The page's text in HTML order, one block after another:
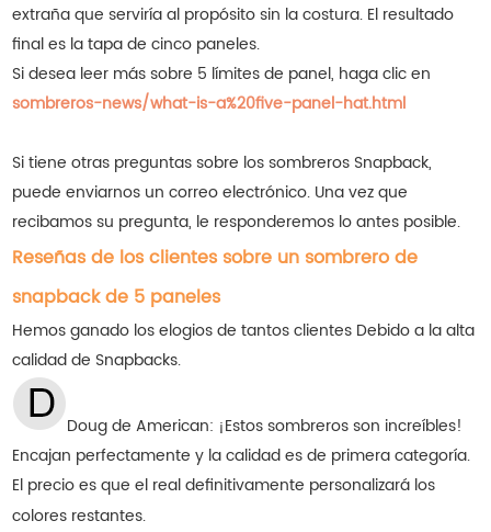
extraña que serviría al propósito sin la costura. El resultado
final es la tapa de cinco paneles.
Si desea leer más sobre 5 límites de panel, haga clic en
sombreros-news/what-is-a%20five-panel-hat.html
Si tiene otras preguntas sobre los sombreros Snapback,
puede enviarnos un correo electrónico. Una vez que
recibamos su pregunta, le responderemos lo antes posible.
Reseñas de los clientes sobre un sombrero de
snapback de 5 paneles
Hemos ganado los elogios de tantos clientes Debido a la alta
calidad de Snapbacks.
Doug de American: ¡Estos sombreros son increíbles!
Encajan perfectamente y la calidad es de primera categoría.
El precio es que el real definitivamente personalizará los
colores restantes.